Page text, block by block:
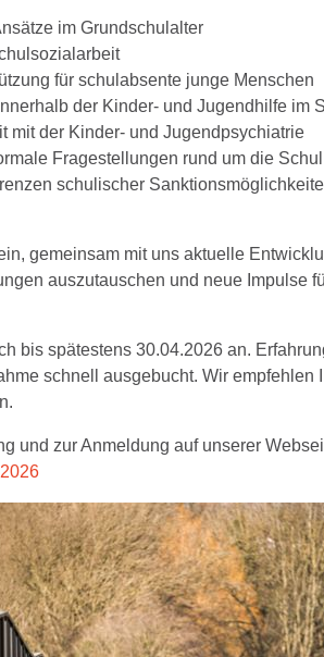
im Grundschulalter
für schulabsente junge Menschen
der Kinder- und Jugendhilfe im
der Kinder- und Jugendpsychiatrie
Fragestellungen rund um die
schulischer
gemeinsam mit uns aktuelle
auszutauschen und neue Impulse
bis spätestens 30.04.2026 an.
schnell ausgebucht. Wir empfehlen
und zur Anmeldung auf unserer